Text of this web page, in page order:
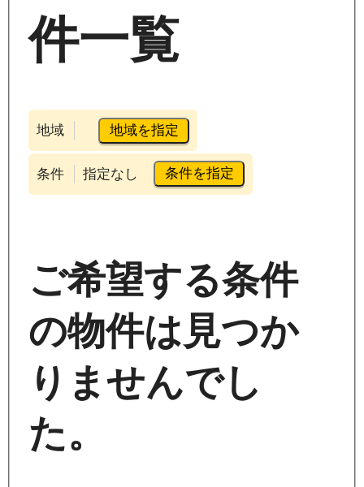
件一覧
地域 地域を指定
条件 指定なし 条件を指定
ご希望する条件
の物件は見つか
りませんでし
た。